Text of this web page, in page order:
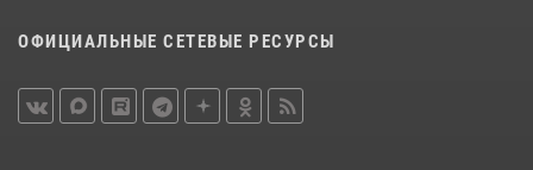
ОФИЦИАЛЬНЫЕ СЕТЕВЫЕ РЕСУРСЫ